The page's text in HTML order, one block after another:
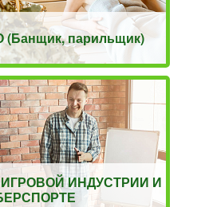
парильщик)
ИНДУСТРИИ И